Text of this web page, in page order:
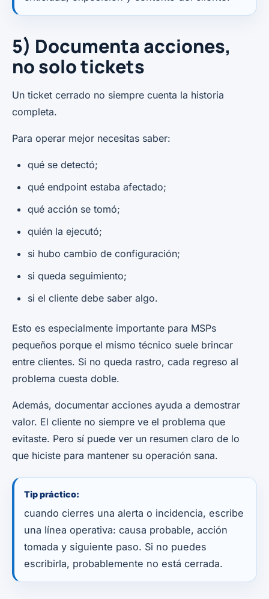
5) Documenta acciones,
no solo tickets
Un ticket cerrado no siempre cuenta la historia
completa.
Para operar mejor necesitas saber:
qué se detectó;
qué endpoint estaba afectado;
qué acción se tomó;
quién la ejecutó;
si hubo cambio de configuración;
si queda seguimiento;
si el cliente debe saber algo.
Esto es especialmente importante para MSPs
pequeños porque el mismo técnico suele brincar
entre clientes. Si no queda rastro, cada regreso al
problema cuesta doble.
Además, documentar acciones ayuda a demostrar
valor. El cliente no siempre ve el problema que
evitaste. Pero sí puede ver un resumen claro de lo
que hiciste para mantener su operación sana.
Tip práctico:
cuando cierres una alerta o incidencia, escribe
una línea operativa: causa probable, acción
tomada y siguiente paso. Si no puedes
escribirla, probablemente no está cerrada.